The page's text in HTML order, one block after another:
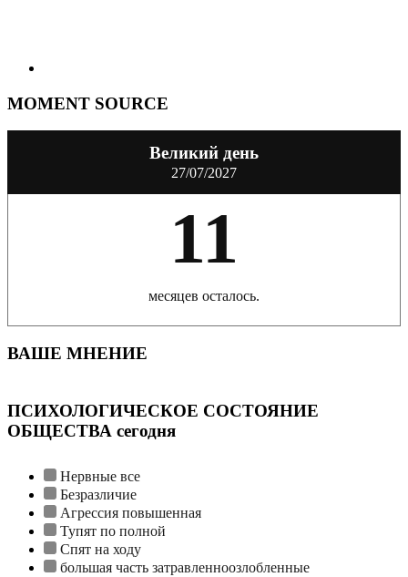
MOMENT SOURCE
Великий день
27/07/2027
11
месяцев осталось.
ВАШЕ МНЕНИЕ
ПСИХОЛОГИЧЕСКОЕ СОСТОЯНИЕ
ОБЩЕСТВА сегодня
Нервные все
Безразличие
Агрессия повышенная
Тупят по полной
Спят на ходу
большая часть затравленноозлобленные